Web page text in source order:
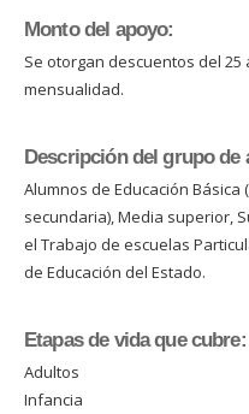
Monto del apoyo:
Se otorgan descuentos del 25
mensualidad.
Descripción del grupo de
Alumnos de Educación
secundaria), Media superior,
el Trabajo de escuelas
de Educación del Estado.
Etapas de vida que cubre:
Adultos
Infancia